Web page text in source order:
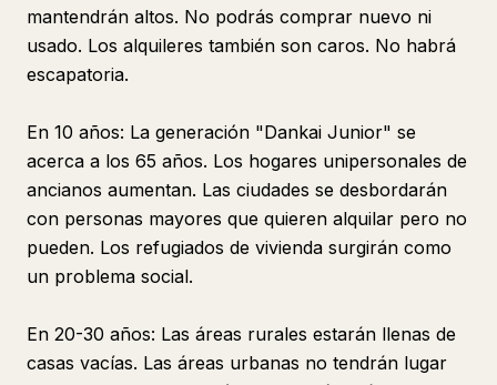
mantendrán altos. No podrás comprar nuevo ni
usado. Los alquileres también son caros. No habrá
escapatoria.
En 10 años: La generación "Dankai Junior" se
acerca a los 65 años. Los hogares unipersonales de
ancianos aumentan. Las ciudades se desbordarán
con personas mayores que quieren alquilar pero no
pueden. Los refugiados de vivienda surgirán como
un problema social.
En 20-30 años: Las áreas rurales estarán llenas de
casas vacías. Las áreas urbanas no tendrán lugar